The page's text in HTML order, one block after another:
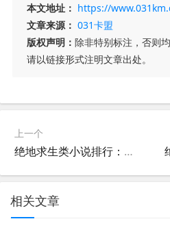
本文地址： https://
文章来源： 031卡盟
版权声明： 除非特别标注，否则
请以链接形式注明文章出处。
上一个
绝地求生类小说排行：寻找刺激与冒险-热门绝地求生类小说排行榜单
相关文章